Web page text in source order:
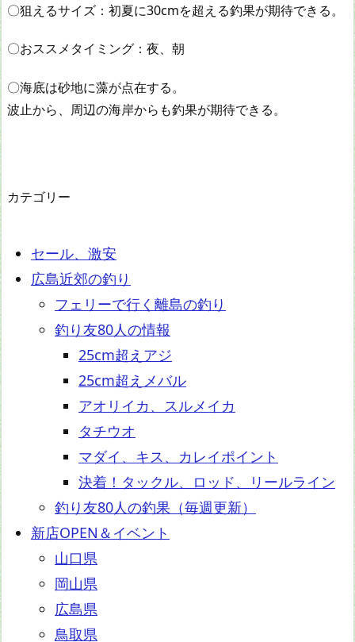
〇狙えるサイズ：初夏に30cmを超える釣果が期待できる。
〇おススメタイミング：夜、朝
〇海底は砂地に藻が点在する。
波止から、周辺の海岸からも釣果が期待できる。
カテゴリー
セール、激安
広島近郊の釣り
フェリーで行く離島の釣り
釣り友80人の情報
25cm超えアジ
25cm超えメバル
アオリイカ、スルメイカ
タチウオ
マダイ、キス、カレイポイント
決着！タックル、ロッド、リールライン
釣り友80人の釣果（毎週更新）
新店OPEN＆イベント
山口県
岡山県
広島県
鳥取県